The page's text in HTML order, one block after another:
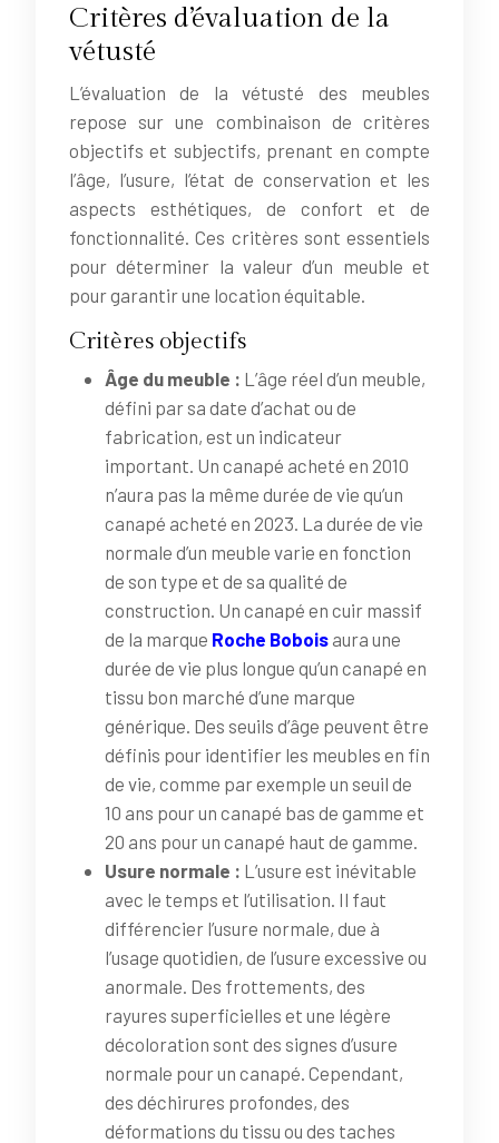
Critères d’évaluation de la
vétusté
L’évaluation de la vétusté des meubles
repose sur une combinaison de critères
objectifs et subjectifs, prenant en compte
l’âge, l’usure, l’état de conservation et les
aspects esthétiques, de confort et de
fonctionnalité. Ces critères sont essentiels
pour déterminer la valeur d’un meuble et
pour garantir une location équitable.
Critères objectifs
Âge du meuble : L’âge réel d’un meuble,
défini par sa date d’achat ou de
fabrication, est un indicateur
important. Un canapé acheté en 2010
n’aura pas la même durée de vie qu’un
canapé acheté en 2023. La durée de vie
normale d’un meuble varie en fonction
de son type et de sa qualité de
construction. Un canapé en cuir massif
de la marque Roche Bobois aura une
durée de vie plus longue qu’un canapé en
tissu bon marché d’une marque
générique. Des seuils d’âge peuvent être
définis pour identifier les meubles en fin
de vie, comme par exemple un seuil de
10 ans pour un canapé bas de gamme et
20 ans pour un canapé haut de gamme.
Usure normale : L’usure est inévitable
avec le temps et l’utilisation. Il faut
différencier l’usure normale, due à
l’usage quotidien, de l’usure excessive ou
anormale. Des frottements, des
rayures superficielles et une légère
décoloration sont des signes d’usure
normale pour un canapé. Cependant,
des déchirures profondes, des
déformations du tissu ou des taches